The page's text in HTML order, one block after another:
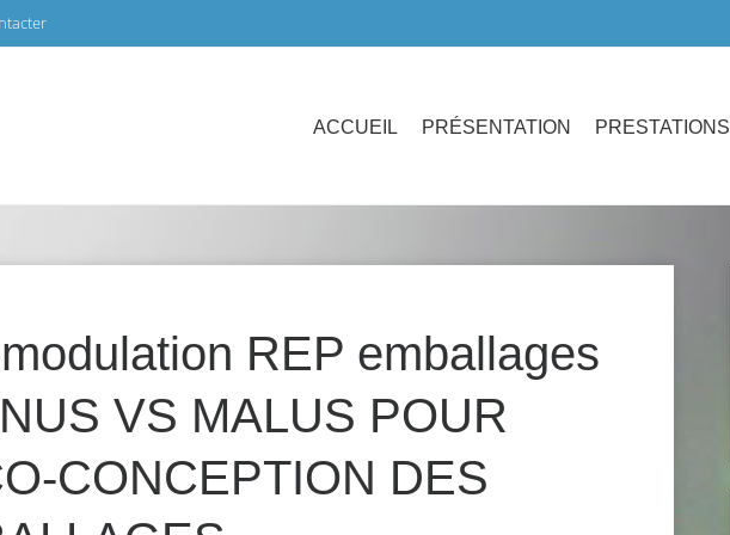
ACCUEIL PRÉSENTATION PRESTATIONS
REP emballages
VS MALUS POUR
CONCEPTION DES